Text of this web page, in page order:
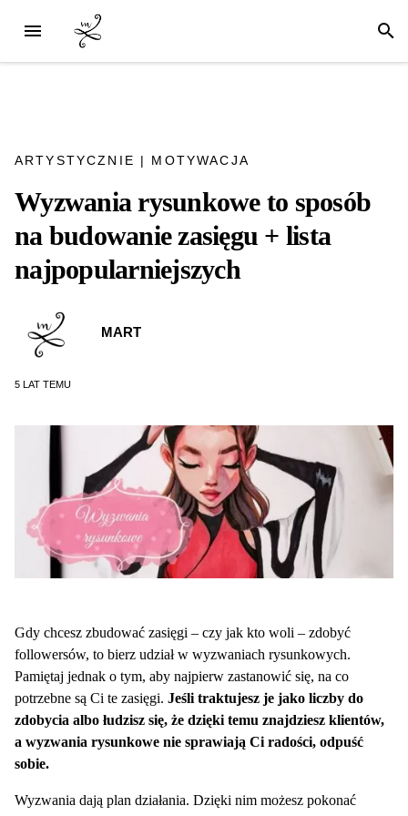
ARTYSTYCZNIE | MOTYWACJA
Wyzwania rysunkowe to sposób
na budowanie zasięgu + lista
najpopularniejszych
MART
5 LAT TEMU
Gdy chcesz zbudować zasięgi – czy jak kto woli – zdobyć
followersów, to bierz udział w wyzwaniach rysunkowych.
Pamiętaj jednak o tym, aby najpierw zastanowić się, na co
potrzebne są Ci te zasięgi. Jeśli traktujesz je jako liczby do
zdobycia albo łudzisz się, że dzięki temu znajdziesz klientów,
a wyzwania rysunkowe nie sprawiają Ci radości, odpuść
sobie.
Wyzwania dają plan działania. Dzięki nim możesz pokonać